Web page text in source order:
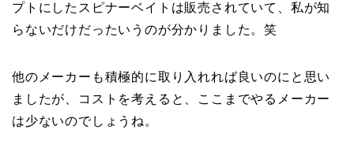
プトにしたスピナーベイトは販売されていて、私が知
らないだけだったいうのが分かりました。笑
他のメーカーも積極的に取り入れれば良いのにと思い
ましたが、コストを考えると、ここまでやるメーカー
は少ないのでしょうね。